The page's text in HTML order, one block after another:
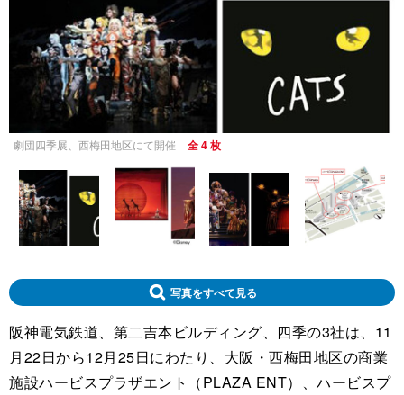
劇団四季展、西梅田地区にて開催 全 4 枚
写真をすべて見る
阪神電気鉄道、第二吉本ビルディング、四季の3社は、11
月22日から12月25日にわたり、大阪・西梅田地区の商業
施設ハービスプラザエント（PLAZA ENT）、ハービスプ